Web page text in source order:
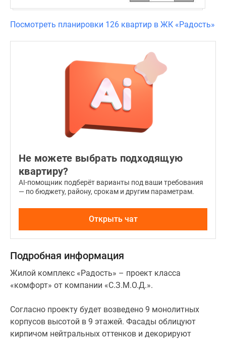
Посмотреть планировки 126 квартир в ЖК «Радость»
Не можете выбрать подходящую
квартиру?
AI-помощник подберёт варианты под ваши требования
— по бюджету, району, срокам и другим параметрам.
Открыть чат
Подробная информация
Жилой комплекс «Радость» – проект класса
«комфорт» от компании «С.З.М.О.Д.».
Согласно проекту будет возведено 9 монолитных
корпусов высотой в 9 этажей. Фасады облицуют
кирпичом нейтральных оттенков и декорируют